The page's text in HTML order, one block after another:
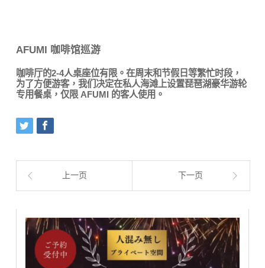
AFUMI 咖啡馆巡游
咖啡厅的2-4人桌座位有限。在周末和节假日等繁忙时段，
为了方便游客，我们决定在私人海滩上设置琵琶湖豪华游轮
专用餐桌，仅限 AFUMI 的客人使用。
上一页 下一页